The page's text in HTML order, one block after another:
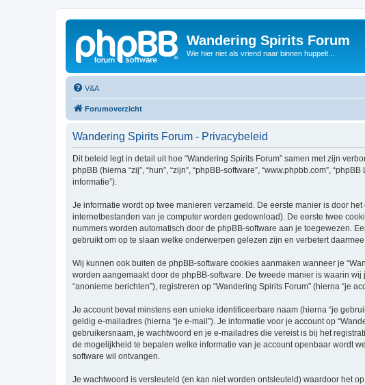
Wandering Spirits Forum
Wie hier niet als vriend naar binnen huppelt...
V&A
Forumoverzicht
Wandering Spirits Forum - Privacybeleid
Dit beleid legt in detail uit hoe “Wandering Spirits Forum” samen met zijn
phpBB (hierna “zij”, “hun”, “zijn”, “phpBB-software”, “www.phpbb.com”,
informatie”).
Je informatie wordt op twee manieren verzameld. De eerste manier is door
internetbestanden van je computer worden gedownload). De eerste twee
nummers worden automatisch door de phpBB-software aan je toegewezen.
gebruikt om op te slaan welke onderwerpen gelezen zijn en verbetert
Wij kunnen ook buiten de phpBB-software cookies aanmaken wanneer je
worden aangemaakt door de phpBB-software. De tweede manier is waarin
“anonieme berichten”), registreren op “Wandering Spirits Forum” (hierna “je
Je account bevat minstens een unieke identificeerbare naam (hierna “je
geldig e-mailadres (hierna “je e-mail”). Je informatie voor je account op
gebruikersnaam, je wachtwoord en je e-mailadres die vereist is bij het
de mogelijkheid te bepalen welke informatie van je account openbaar wordt
software wil ontvangen.
Je wachtwoord is versleuteld (en kan niet worden ontsleuteld) waardoor het